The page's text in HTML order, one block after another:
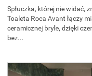
Spłuczka, której nie widać,
Toaleta Roca Avant łączy
ceramicznej bryle, dzięki
bez...